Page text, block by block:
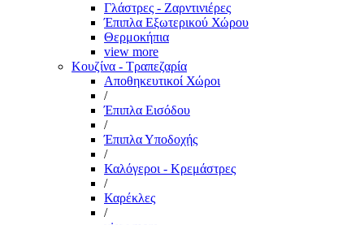
Γλάστρες - Ζαρντινιέρες
Έπιπλα Εξωτερικού Χώρου
Θερμοκήπια
view more
Κουζίνα - Τραπεζαρία
Αποθηκευτικοί Χώροι
/
Έπιπλα Εισόδου
/
Έπιπλα Υποδοχής
/
Καλόγεροι - Κρεμάστρες
/
Καρέκλες
/